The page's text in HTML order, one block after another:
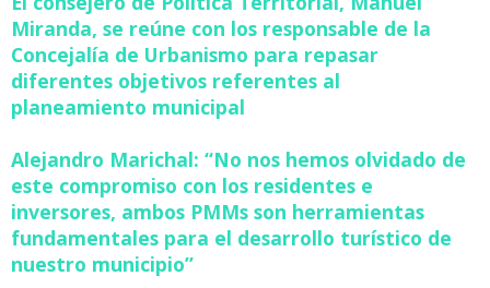
Miranda, se reúne con los responsable de la
Concejalía de Urbanismo para repasar
diferentes objetivos referentes al
planeamiento municipal
Alejandro Marichal: “No nos hemos olvidado de
este compromiso con los residentes e
inversores, ambos PMMs son herramientas
fundamentales para el desarrollo turístico de
nuestro municipio”